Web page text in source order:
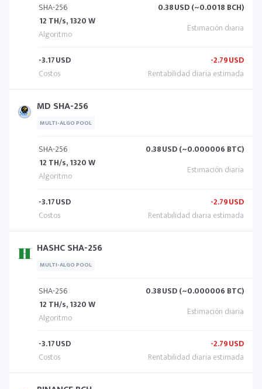
SHA-256
12 TH/s, 1320 W
0.38USD (~0.0018 BCH)
-3.17USD -2.79USD
MD SHA-256
MULTI-ALGO POOL
SHA-256
12 TH/s, 1320 W
0.38USD (~0.000006 BTC)
-3.17USD -2.79USD
HASHC SHA-256
MULTI-ALGO POOL
SHA-256
12 TH/s, 1320 W
0.38USD (~0.000006 BTC)
-3.17USD -2.79USD